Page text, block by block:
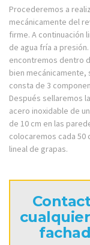
Procederemos a
mecánicamente del
firme. A continuación
de agua fría a
encontremos dentro
bien
consta de 3
Después sellaremos
acero inoxidable de
de 10 cm en las
colocaremos cada 50
lineal de grapas.